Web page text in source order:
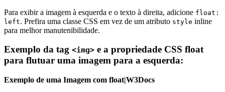
Para exibir a imagem à esquerda e o texto à direita, adicione float:
left. Prefira uma classe CSS em vez de um atributo style inline
para melhor manutenibilidade.
Exemplo da tag <img> e a propriedade CSS float
para flutuar uma imagem para a esquerda:
Exemplo de uma Imagem com float|W3Docs